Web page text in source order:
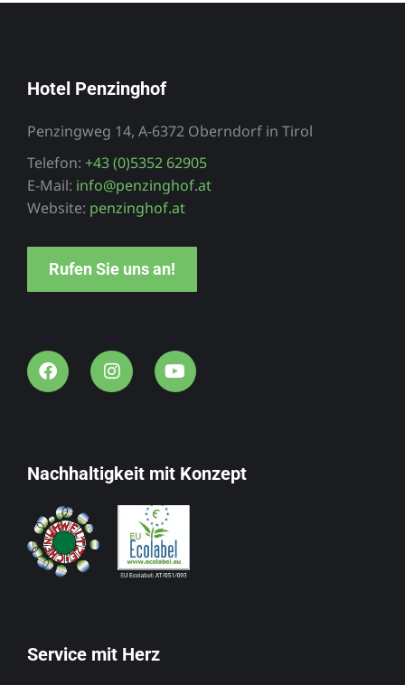
Hotel Penzinghof
Penzingweg 14, A-6372 Oberndorf in Tirol
Telefon: +43 (0)5352 62905
E-Mail: info@penzinghof.at
Website: penzinghof.at
Rufen Sie uns an!
Nachhaltigkeit mit Konzept
Service mit Herz